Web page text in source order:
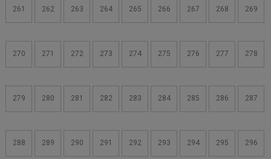
261 262 263 264 265 266 267 268 269
270 271 272 273 274 275 276 277 278
279 280 281 282 283 284 285 286 287
288 289 290 291 292 293 294 295 296